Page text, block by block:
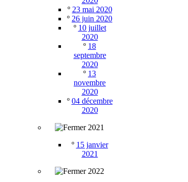
º 23 mai 2020
º 26 juin 2020
º 10 juillet
2020
º 18
septembre
2020
º 13
novembre
2020
º 04 décembre
2020
2021
º 15 janvier
2021
2022